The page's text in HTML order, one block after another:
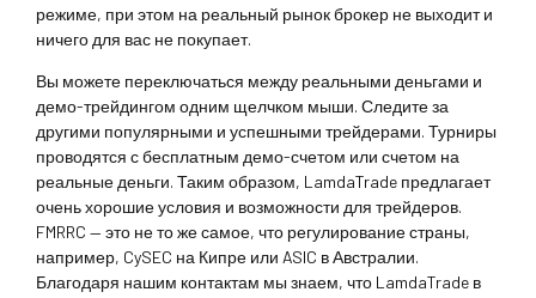
режиме, при этом на реальный рынок брокер не выходит и
ничего для вас не покупает.
Вы можете переключаться между реальными деньгами и
демо-трейдингом одним щелчком мыши. Следите за
другими популярными и успешными трейдерами. Турниры
проводятся с бесплатным демо-счетом или счетом на
реальные деньги. Таким образом, LamdaTrade предлагает
очень хорошие условия и возможности для трейдеров.
FMRRC — это не то же самое, что регулирование страны,
например, CySEC на Кипре или ASIC в Австралии.
Благодаря нашим контактам мы знаем, что LamdaTrade в